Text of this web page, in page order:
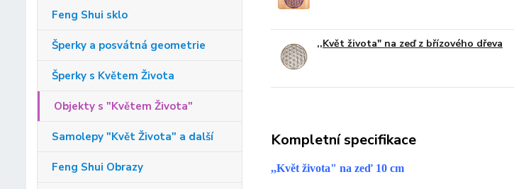
Feng Shui sklo
Šperky a posvátná geometrie
Šperky s Květem Života
Objekty s "Květem Života"
Samolepy "Květ Života" a další
Feng Shui Obrazy
,,Květ života" na zeď z břízového dřeva
Kompletní specifikace
,,Květ života" na zeď 10 cm